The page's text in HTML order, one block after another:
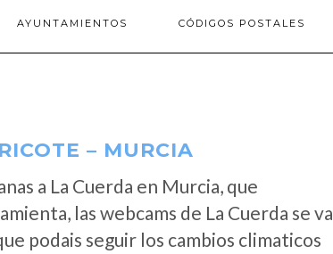
AYUNTAMIENTOS CÓDIGOS POSTALES
– MURCIA
a La Cuerda en Murcia, que
las webcams de La Cuerda se va
podais seguir los cambios climaticos